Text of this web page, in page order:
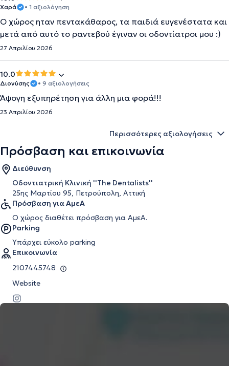
Χαρά • 1 αξιολόγηση
Ο χώρος ηταν πεντακάθαρος, τα παιδιά ευγενέστατα και
μετά από αυτό το ραντεβού έγιναν οι οδοντίατροι μου :)
27 Απριλίου 2026
10.0
Διονύσης • 9 αξιολογήσεις
Άψογη εξυπηρέτηση για άλλη μια φορά!!!
23 Απριλίου 2026
Περισσότερες αξιολογήσεις
Πρόσβαση και επικοινωνία
Διεύθυνση
Οδοντιατρική Κλινική ''The Dentalists''
25ης Μαρτίου 95, Πετρούπολη, Αττική
Πρόσβαση για ΑμεΑ
Ο χώρος διαθέτει πρόσβαση για ΑμεΑ.
Parking
Υπάρχει εύκολο parking
Επικοινωνία
2107445748
Website